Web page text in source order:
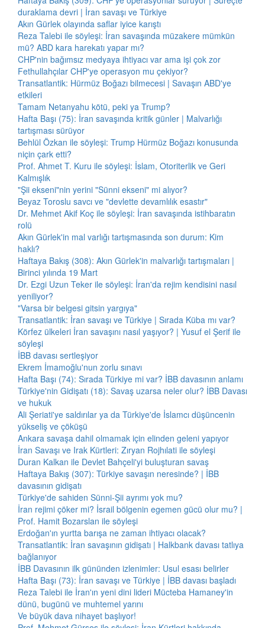
duraklama devri | İran savaşı ve Türkiye
Akın Gürlek olayında saflar iyice karıştı
Reza Talebi ile söyleşi: İran savaşında müzakere mümkün
mü? ABD kara harekatı yapar mı?
CHP'nin bağımsız medyaya ihtiyacı var ama işi çok zor
Fethullahçılar CHP'ye operasyon mu çekiyor?
Transatlantik: Hürmüz Boğazı bilmecesi | Savaşın ABD'ye
etkileri
Tamam Netanyahu kötü, peki ya Trump?
Hafta Başı (75): İran savaşında kritik günler | Malvarlığı
tartışması sürüyor
Behlül Özkan ile söyleşi: Trump Hürmüz Boğazı konusunda
niçin çark etti?
Prof. Ahmet T. Kuru ile söyleşi: İslam, Otoriterlik ve Geri
Kalmışlık
"Şii ekseni"nin yerini "Sünni ekseni" mi alıyor?
Beyaz Toroslu savcı ve "devlette devamlılık esastır"
Dr. Mehmet Akif Koç ile söyleşi: İran savaşında istihbaratın
rolü
Akın Gürlek'in mal varlığı tartışmasında son durum: Kim
haklı?
Haftaya Bakış (308): Akın Gürlek'in malvarlığı tartışmaları |
Birinci yılında 19 Mart
Dr. Ezgi Uzun Teker ile söyleşi: İran'da rejim kendisini nasıl
yeniliyor?
"Varsa bir belgesi gitsin yargıya"
Transatlantik: İran savaşı ve Türkiye | Sırada Küba mı var?
Körfez ülkeleri İran savaşını nasıl yaşıyor? | Yusuf el Şerif ile
söyleşi
İBB davası sertleşiyor
Ekrem İmamoğlu'nun zorlu sınavı
Hafta Başı (74): Sırada Türkiye mi var? İBB davasının anlamı
Türkiye'nin Gidişatı (18): Savaş uzarsa neler olur? İBB Davası
ve hukuk
Ali Şeriati'ye saldırılar ya da Türkiye'de İslamcı düşüncenin
yükseliş ve çöküşü
Ankara savaşa dahil olmamak için elinden geleni yapıyor
İran Savaşı ve Irak Kürtleri: Zıryan Rojhılati ile söyleşi
Duran Kalkan ile Devlet Bahçeli'yi buluşturan savaş
Haftaya Bakış (307): Türkiye savaşın neresinde? | İBB
davasının gidişatı
Türkiye'de sahiden Sünni-Şii ayrımı yok mu?
İran rejimi çöker mi? İsrail bölgenin egemen gücü olur mu? |
Prof. Hamit Bozarslan ile söyleşi
Erdoğan'ın yurtta barışa ne zaman ihtiyacı olacak?
Transatlantik: İran savaşının gidişatı | Halkbank davası tatlıya
bağlanıyor
İBB Davasının ilk gününden izlenimler: Usul esası belirler
Hafta Başı (73): İran savaşı ve Türkiye | İBB davası başladı
Reza Talebi ile İran'ın yeni dini lideri Mücteba Hamaney'in
dünü, bugünü ve muhtemel yarını
Ve büyük dava nihayet başlıyor!